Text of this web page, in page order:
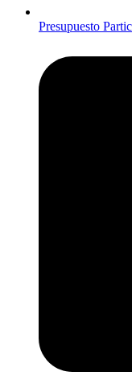
Presupuesto